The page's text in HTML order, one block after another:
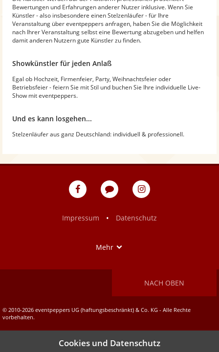
Bewertungen und Erfahrungen anderer Nutzer inklusive. Wenn Sie
Künstler - also insbesondere einen Stelzenläufer - für Ihre
Veranstaltung über eventpeppers anfragen, haben Sie die Möglichkeit
nach Ihrer Veranstaltung selbst eine Bewertung abzugeben und helfen
damit anderen Nutzern gute Künstler zu finden.
Showkünstler für jeden Anlaß
Egal ob Hochzeit, Firmenfeier, Party, Weihnachtsfeier oder
Betriebsfeier - feiern Sie mit Stil und buchen Sie Ihre individuelle Live-
Show mit eventpeppers.
Und es kann losgehen...
Stelzenläufer aus ganz Deutschland: individuell & professionell.
eventpeppers
Blog
eventpeppers
Impressum
• Datenschutz
Mehr
NACH OBEN
© 2010-2026 eventpeppers UG (haftungsbeschränkt) & Co. KG - Alle Rechte
vorbehalten.
Cookies und Datenschutz